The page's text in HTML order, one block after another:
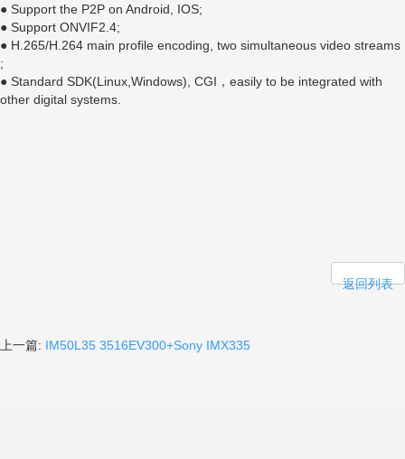
● Support the P2P on Android, IOS;
● Support ONVIF2.4;
● H.265/H.264 main profile encoding, two simultaneous video streams
;
● Standard SDK(Linux,Windows), CGI，easily to be integrated with
other digital systems.
返回列表
上一篇: IM50L35 3516EV300+Sony IMX335